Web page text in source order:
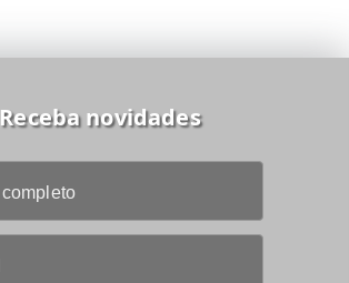
Receba novidades